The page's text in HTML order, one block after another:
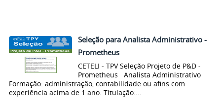
Seleção para Analista Administrativo -
Prometheus
CETELI - TPV Seleção Projeto de P&D -
Prometheus Analista Administrativo
Formação: administração, contabilidade ou afins com
experiência acima de 1 ano. Titulação:...